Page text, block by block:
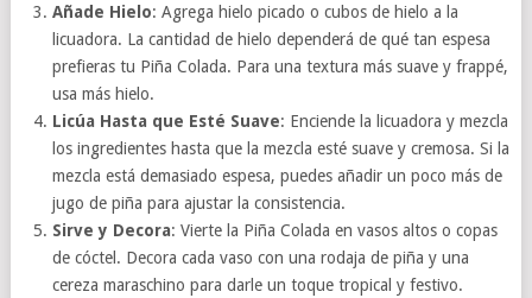
Añade Hielo: Agrega hielo picado o cubos de hielo a la
licuadora. La cantidad de hielo dependerá de qué tan espesa
prefieras tu Piña Colada. Para una textura más suave y frappé,
usa más hielo.
Licúa Hasta que Esté Suave: Enciende la licuadora y mezcla
los ingredientes hasta que la mezcla esté suave y cremosa. Si la
mezcla está demasiado espesa, puedes añadir un poco más de
jugo de piña para ajustar la consistencia.
Sirve y Decora: Vierte la Piña Colada en vasos altos o copas
de cóctel. Decora cada vaso con una rodaja de piña y una
cereza maraschino para darle un toque tropical y festivo.